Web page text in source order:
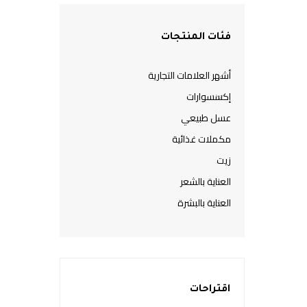
فئات المنتجات
أشهر العلامات التجارية
إكسسوارات
عسل طبيعي
مكملات غذائية
زيت
العناية بالشعر
العناية بالبشرة
اقتراحات